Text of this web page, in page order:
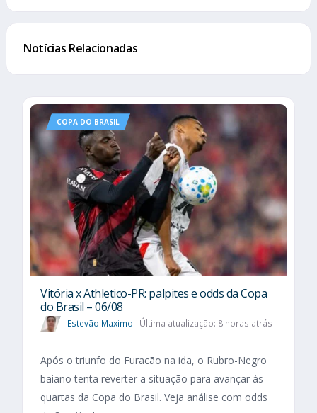
Notícias Relacionadas
COPA DO BRASIL
Vitória x Athletico-PR: palpites e odds da Copa
do Brasil – 06/08
Estevão Maximo Última atualização: 8 horas atrás
Após o triunfo do Furacão na ida, o Rubro-Negro
baiano tenta reverter a situação para avançar às
quartas da Copa do Brasil. Veja análise com odds